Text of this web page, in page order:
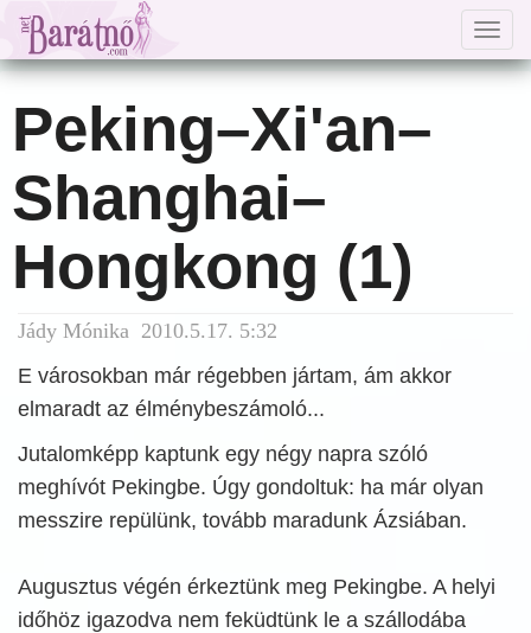
Peking–Xi'an–
Shanghai–
Hongkong (1)
Jády Mónika 2010.5.17. 5:32
E városokban már régebben jártam, ám akkor
elmaradt az élménybeszámoló...
Jutalomképp kaptunk egy négy napra szóló
meghívót Pekingbe. Úgy gondoltuk: ha már olyan
messzire repülünk, tovább maradunk Ázsiában.
Augusztus végén érkeztünk meg Pekingbe. A helyi
időhöz igazodva nem feküdtünk le a szállodába